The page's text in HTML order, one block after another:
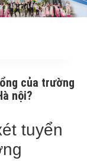
của trường
nội?
tuyển